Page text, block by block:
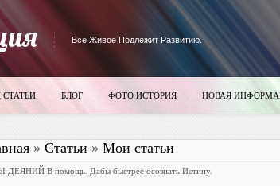
Все Живое Подлежит Развитию.
БЛОГ ФОТО ИСТОРИЯ НОВАЯ
» Статьи » Мои статьи
ДЕЯНИЙ В помощь. Дабы быстрее осознать Истину.